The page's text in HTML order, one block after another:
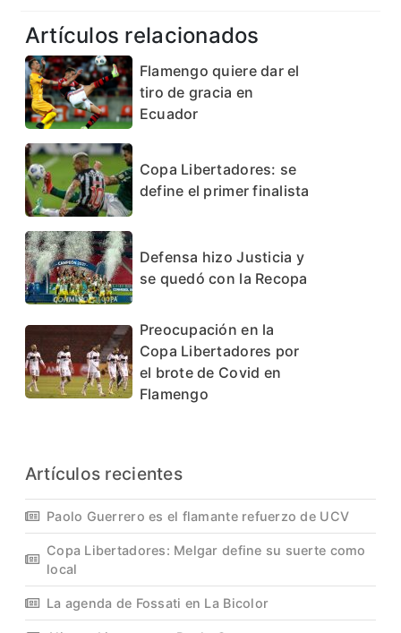
Artículos relacionados
Flamengo quiere dar el
tiro de gracia en
Ecuador
Copa Libertadores: se
define el primer finalista
Defensa hizo Justicia y
se quedó con la Recopa
Preocupación en la
Copa Libertadores por
el brote de Covid en
Flamengo
Artículos recientes
Paolo Guerrero es el flamante refuerzo de UCV
Copa Libertadores: Melgar define su suerte como
local
La agenda de Fossati en La Bicolor